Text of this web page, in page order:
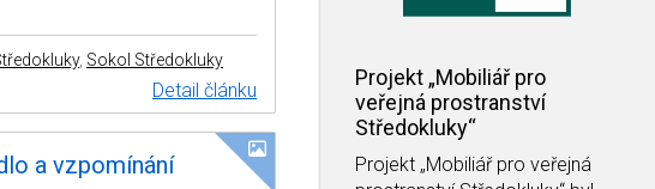
, Sokol Středokluky
Detail článku
a vzpomínání
Projekt „Mobiliář pro
veřejná prostranství
Středokluky“
Projekt „Mobiliář pro veřejná